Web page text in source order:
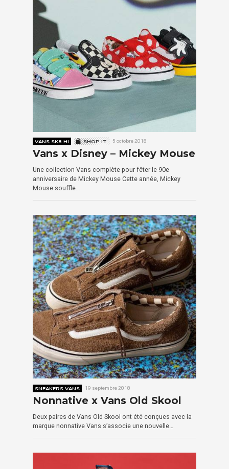
VANS SK8 HI SHOP IT 5 octobre 2018
Vans x Disney – Mickey Mouse
Une collection Vans complète pour fêter le 90e
anniversaire de Mickey Mouse Cette année, Mickey
Mouse souffle…
SNEAKERS VANS 19 septembre 2018
Nonnative x Vans Old Skool
Deux paires de Vans Old Skool ont été conçues avec la
marque nonnative Vans s’associe une nouvelle…